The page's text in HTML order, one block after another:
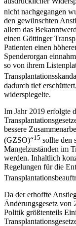
nicht nachgegangen
den gewünschten
allem das
einen Göttinger
Patienten einen
Spenderorgan
so von ihrem
dadurch tief
widerspiegelte.
Im Jahr 2019 erfolgte
bessere
(GZSO)“15 sollte den
Mangelzuständen im
werden. Inhaltlich
Regelungen für die
Da der erhoffte
Änderungsgesetz von
Politik größtenteils